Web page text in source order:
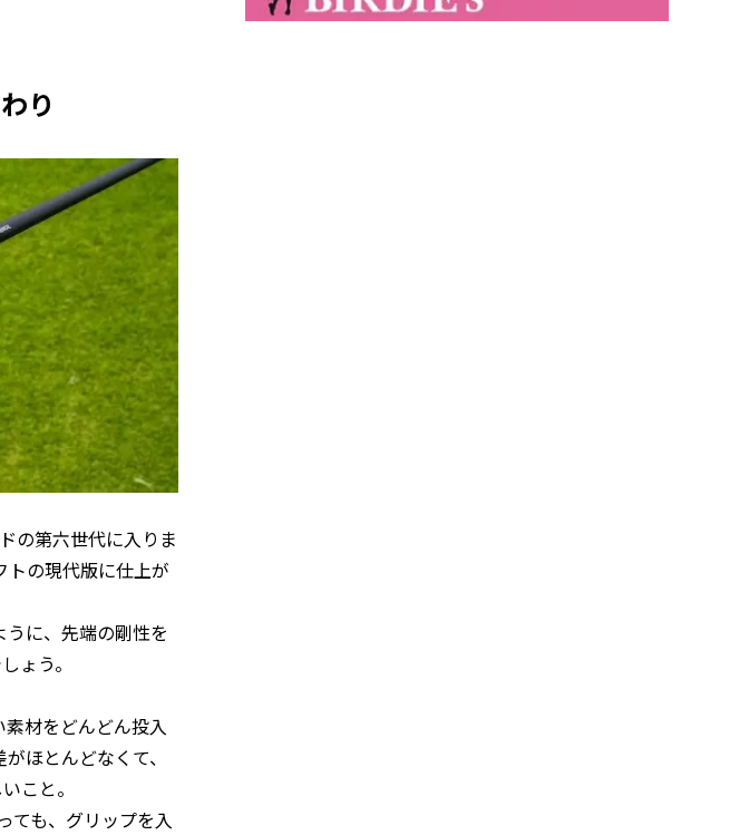
り
の第六世代に入りま
トの現代版に仕上が
に、先端の剛性を
ょう。
材をどんどん投入
ほとんどなくて、
こと。
ても、グリップを入